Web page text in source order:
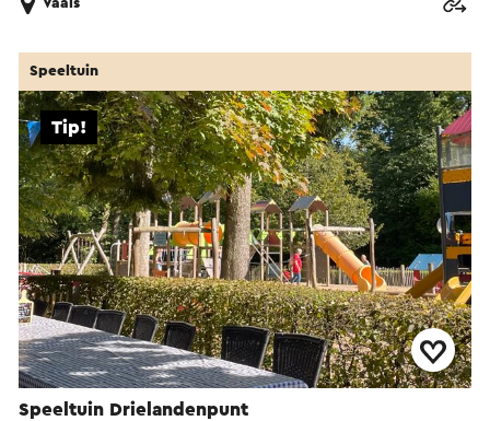
Vaals
Speeltuin Drielandenpunt
Tip!
Speeltuin